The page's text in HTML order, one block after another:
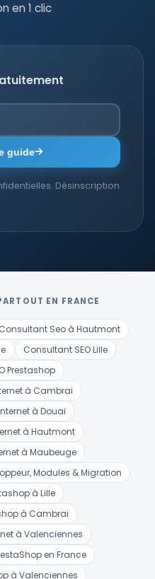
en 1 clic
guide
Désinscription
EN FRANCE
Consultant Seo à Hautmont
Consultant SEO Lille
Prestashop
à Cambrai
à Douai
à Hautmont
à Maubeuge
Modules & Migration
à Lille
à Cambrai
à Valenciennes
en France
à Valenciennes